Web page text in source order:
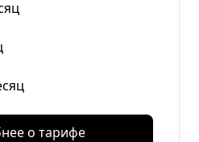
о тарифе